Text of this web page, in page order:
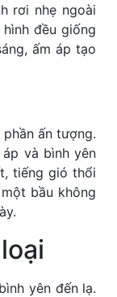
rơi nhẹ ngoài
đều giống
ấm áp tạo
ấn tượng.
và bình yên
tiếng gió thổi
bầu không
yên đến lạ.